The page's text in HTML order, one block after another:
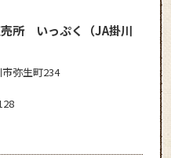
所 いっぷく
（JA掛川
弥生町234